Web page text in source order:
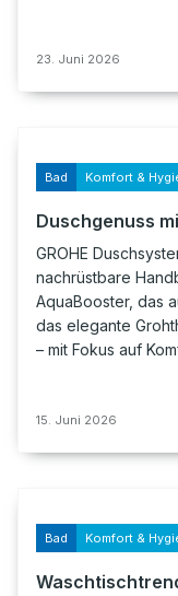
23. Juni 2026
Bad Komfort &
Duschgenuss
GROHE
nachrüstbare
AquaBooster, das
das elegante
– mit Fokus auf
15. Juni 2026
Bad Komfort &